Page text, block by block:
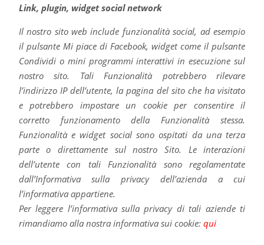
Link, plugin, widget social network
Il nostro sito web include funzionalità social, ad esempio
il pulsante Mi piace di Facebook, widget come il pulsante
Condividi o mini programmi interattivi in esecuzione sul
nostro sito. Tali Funzionalità potrebbero rilevare
l’indirizzo IP dell’utente, la pagina del sito che ha visitato
e potrebbero impostare un cookie per consentire il
corretto funzionamento della Funzionalità stessa.
Funzionalità e widget social sono ospitati da una terza
parte o direttamente sul nostro Sito. Le interazioni
dell’utente con tali Funzionalità sono regolamentate
dall’Informativa sulla privacy dell’azienda a cui
l’informativa appartiene.
Per leggere l’informativa sulla privacy di tali aziende ti
rimandiamo alla nostra informativa sui cookie: qui